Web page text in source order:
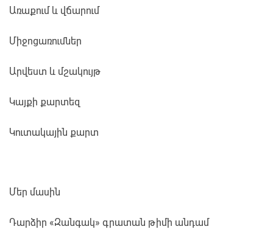
Առաքում և վճարում
Միջոցառումներ
Արվեստ և մշակույթ
Կայքի քարտեզ
Կուտակային քարտ
Մեր մասին
Դարձիր «Զանգակ» գրատան թիմի անդամ